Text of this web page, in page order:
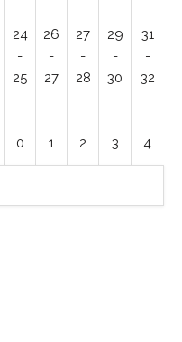
24
-
25
26
-
27
27
-
28
29
-
30
31
-
32
0 1 2 3 4